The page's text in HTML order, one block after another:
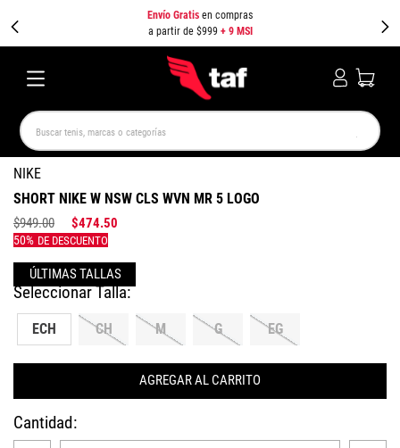
Envío Gratis en compras
a partir de $999 + 9 MSI
Buscar tenis, marcas o categorías
NIKE
SHORT NIKE W NSW CLS WVN MR 5 LOGO
$949.00 $474.50
ECH CH M G EG
AGREGAR AL CARRITO
Cantidad
TÉRMINOS MÁS BUSCADOS
NEW BALANCE SAMBA AIR FORCE 1
SPEEDCAT JORDAN 1